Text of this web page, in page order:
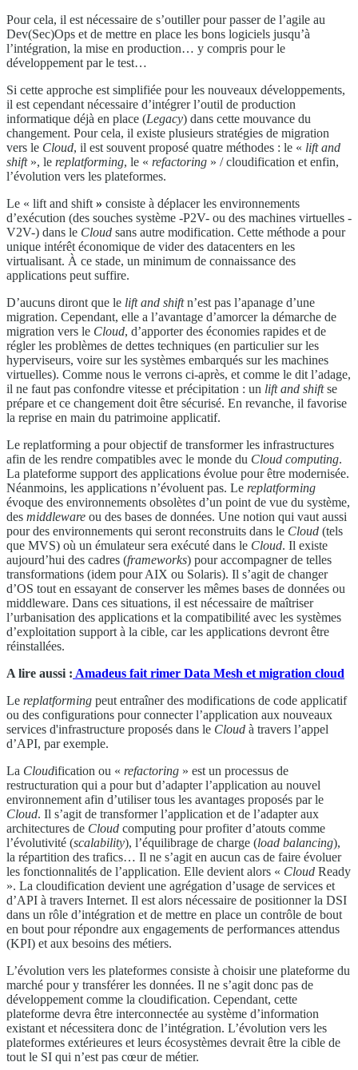
Pour cela, il est nécessaire de s’outiller pour passer de l’agile au
Dev(Sec)Ops et de mettre en place les bons logiciels jusqu’à
l’intégration, la mise en production… y compris pour le
développement par le test…
Si cette approche est simplifiée pour les nouveaux développements,
il est cependant nécessaire d’intégrer l’outil de production
informatique déjà en place (Legacy) dans cette mouvance du
changement. Pour cela, il existe plusieurs stratégies de migration
vers le Cloud, il est souvent proposé quatre méthodes : le « lift and
shift», le replatforming, le « refactoring » / cloudification et enfin,
l’évolution vers les plateformes.
Le « lift and shift » consiste à déplacer les environnements
d’exécution (des souches système -P2V- ou des machines virtuelles -
V2V-) dans le Cloud sans autre modification. Cette méthode a pour
unique intérêt économique de vider des datacenters en les
virtualisant. À ce stade, un minimum de connaissance des
applications peut suffire.
D’aucuns diront que le lift and shiftn’est pas l’apanage d’une
migration. Cependant, elle a l’avantage d’amorcer la démarche de
migration vers le Cloud, d’apporter des économies rapides et de
régler les problèmes de dettes techniques (en particulier sur les
hyperviseurs, voire sur les systèmes embarqués sur les machines
virtuelles). Comme nous le verrons ci-après, et comme le dit l’adage,
il ne faut pas confondre vitesse et précipitation : un lift and shiftse
prépare et ce changement doit être sécurisé. En revanche, il favorise
la reprise en main du patrimoine applicatif.
Le replatforming a pour objectif de transformer les infrastructures
afin de les rendre compatibles avec le monde du Cloud computing.
La plateforme support des applications évolue pour être modernisée.
Néanmoins, les applications n’évoluent pas. Le replatforming
évoque des environnements obsolètes d’un point de vue du système,
des middleware ou des bases de données. Une notion qui vaut aussi
pour des environnements qui seront reconstruits dans le Cloud (tels
que MVS) où un émulateur sera exécuté dans le Cloud. Il existe
aujourd’hui des cadres (frameworks) pour accompagner de telles
transformations (idem pour AIX ou Solaris). Il s’agit de changer
d’OS tout en essayant de conserver les mêmes bases de données ou
middleware. Dans ces situations, il est nécessaire de maîtriser
l’urbanisation des applications et la compatibilité avec les systèmes
d’exploitation support à la cible, car les applications devront être
réinstallées.
A lire aussi : Amadeus fait rimer Data Mesh et migration cloud
Le replatforming peut entraîner des modifications de code applicatif
ou des configurations pour connecter l’application aux nouveaux
services d'infrastructure proposés dans le Cloud à travers l’appel
d’API, par exemple.
La Cloudification ou « refactoring » est un processus de
restructuration qui a pour but d’adapter l’application au nouvel
environnement afin d’utiliser tous les avantages proposés par le
Cloud. Il s’agit de transformer l’application et de l’adapter aux
architectures de Cloud computing pour profiter d’atouts comme
l’évolutivité (scalability), l’équilibrage de charge (load balancing),
la répartition des trafics… Il ne s’agit en aucun cas de faire évoluer
les fonctionnalités de l’application. Elle devient alors « Cloud Ready
». La cloudification devient une agrégation d’usage de services et
d’API à travers Internet. Il est alors nécessaire de positionner la DSI
dans un rôle d’intégration et de mettre en place un contrôle de bout
en bout pour répondre aux engagements de performances attendus
(KPI) et aux besoins des métiers.
L’évolution vers les plateformes consiste à choisir une plateforme du
marché pour y transférer les données. Il ne s’agit donc pas de
développement comme la cloudification. Cependant, cette
plateforme devra être interconnectée au système d’information
existant et nécessitera donc de l’intégration. L’évolution vers les
plateformes extérieures et leurs écosystèmes devrait être la cible de
tout le SI qui n’est pas cœur de métier.